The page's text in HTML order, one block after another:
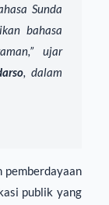
Sunda
bahasa
ujar
, dalam
pemberdayaan
publik yang